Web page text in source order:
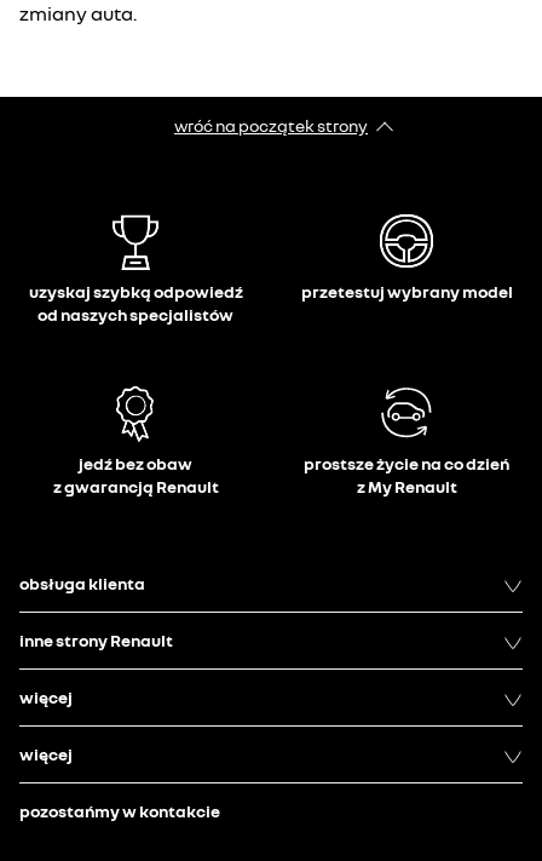
zmiany auta.
wróć na początek strony
uzyskaj szybką odpowiedź
od naszych specjalistów
przetestuj wybrany model
jedź bez obaw
z gwarancją Renault
prostsze życie na co dzień
z My Renault
obsługa klienta
inne strony Renault
więcej
więcej
pozostańmy w kontakcie